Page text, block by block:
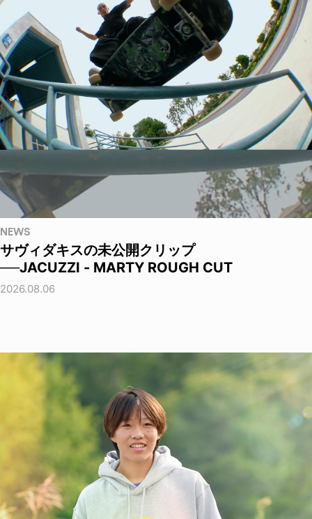
NEWS
サヴィダキスの未公開クリップ
──JACUZZI - MARTY ROUGH CUT
2026.08.06